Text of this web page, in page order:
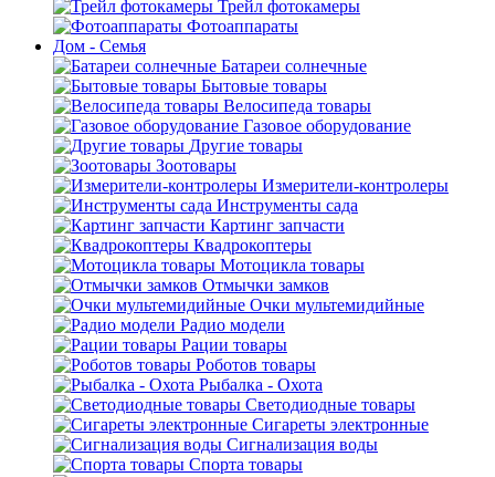
Трейл фотокамеры
Фотоаппараты
Дом - Семья
Батареи солнечные
Бытовые товары
Велосипеда товары
Газовое оборудование
Другие товары
Зоотовары
Измерители-контролеры
Инструменты сада
Картинг запчасти
Квадрокоптеры
Мотоцикла товары
Отмычки замков
Очки мультемидийные
Радио модели
Рации товары
Роботов товары
Рыбалка - Охота
Светодиодные товары
Сигареты электронные
Сигнализация воды
Спорта товары